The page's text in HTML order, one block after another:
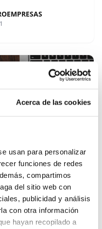
Acerca de las cookies
usan para personalizar
funciones de redes
compartimos
del sitio web con
publicidad y análisis
con otra información
hayan recopilado a